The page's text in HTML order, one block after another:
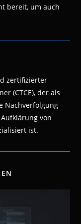
bereit, um auch
zertifizierter
(CTCE), der als
Nachverfolgung
von
ist.